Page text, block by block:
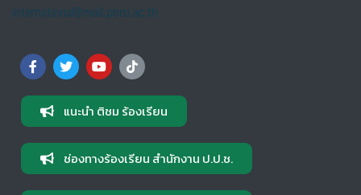
international@mail.pbru.ac.th
แนะนำ ติชม ร้องเรียน
ช่องทางร้องเรียน สำนักงาน ป.ป.ช.